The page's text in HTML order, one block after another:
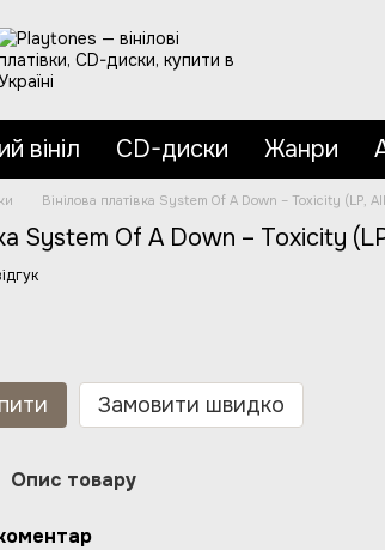
вініл CD-диски Жанри
Вінілова платівка System Of A Down – Toxicity (LP,
System Of A Down – Toxicity
Замовити швидко
Опис товару